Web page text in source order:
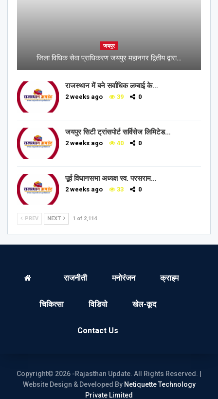
जयपुर
जिला विधिक सेवा प्राधिकरण जयपुर महानगर द्वितीय द्वारा…
राजस्थान में बने सर्वाधिक लम्बाई के…
2 weeks ago 39 0
जयपुर सिटी ट्रांसपोर्ट सर्विसेज लिमिटेड…
2 weeks ago 40 0
पूर्व विधानसभा अध्यक्ष स्व. परसराम…
2 weeks ago 33 0
PREV NEXT 1 of 2,114
राजनीती मनोरंजन क्राइम
चिकित्सा विडियो खेल-कूद
Contact Us
Copyright© 2026 -Rajasthan Update. All Rights Reserved. |
Website Design & Developed By Netiquette Technology
Private Limited